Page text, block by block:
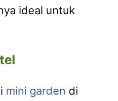
ideal untuk
mini garden di